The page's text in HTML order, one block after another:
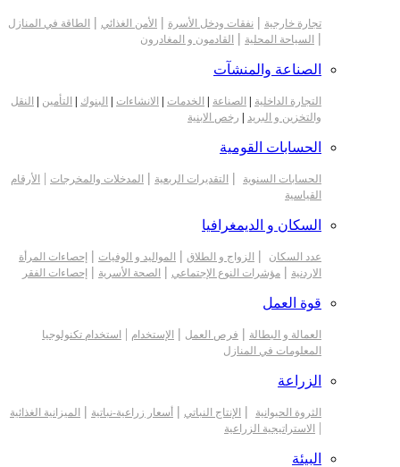
تجارة خارجية | نفقات ودخل الأسرة | الأمن الغذائي | الطاقة في المنازل
| السياحة المحلية | القادمون و المغادرون
الصناعة والمنشآت
التجارة الداخلية | الصناعة | الخدمات | الانشاءات | البنوك | التأمين | النقل
والتخزين و البريد | رخص الابنية
الحسابات القومية
الحسابات السنوية | التقديرات الربعية | المدخلات والمخرجات | الأرقام
القياسية
السكان و الديمغرافيا
عدد السكان | الزواج و الطلاق | المواليد و الوفيات | إحصاءات المرأة
الاردنية | مؤشرات النوع الإجتماعي | الصحة الأسرية | إحصاءات الفقر
قوة العمل
العمالة و البطالة | فرص العمل | الإستخدام | استخدام تكنولوجيا
المعلومات في المنازل
الزراعة
الثروة الحيوانية | الإنتاج النباتي | أسعار زراعية-نباتية | الميزانية الغذائية
| الاستراتيجية الزراعية
البيئة